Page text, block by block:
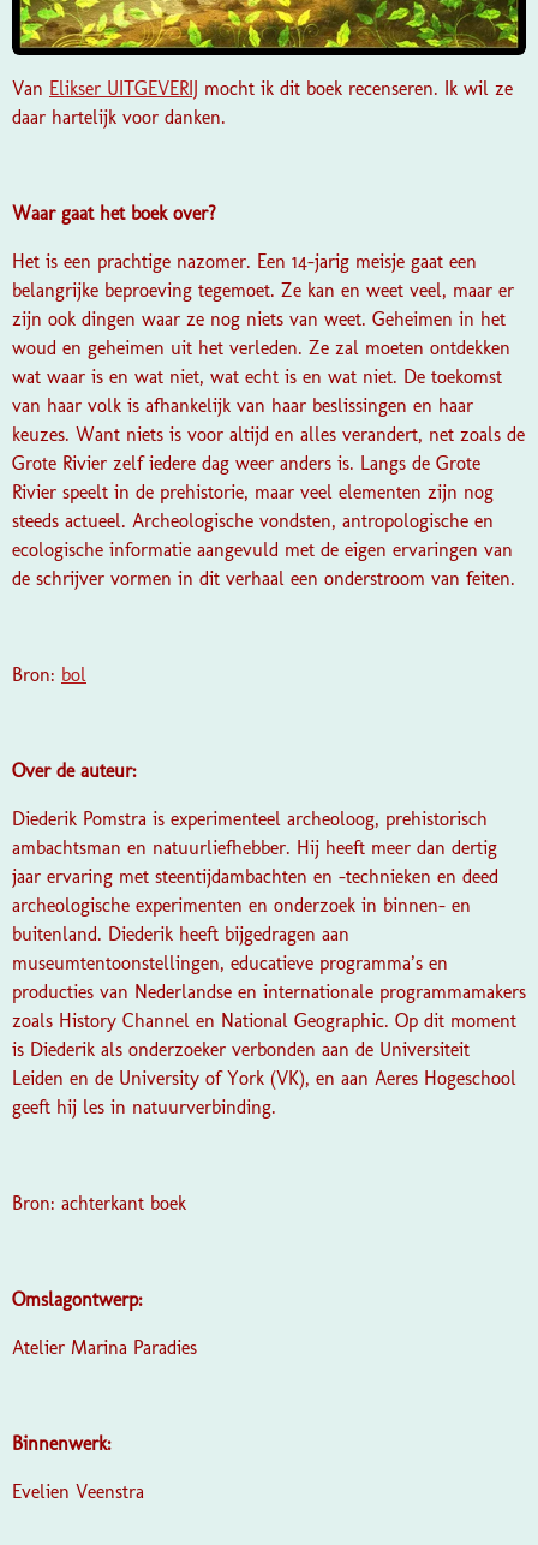
Van Elikser UITGEVERIJ mocht ik dit boek recenseren. Ik wil ze
daar hartelijk voor danken.
Waar gaat het boek over?
Het is een prachtige nazomer. Een 14-jarig meisje gaat een
belangrijke beproeving tegemoet. Ze kan en weet veel, maar er
zijn ook dingen waar ze nog niets van weet. Geheimen in het
woud en geheimen uit het verleden. Ze zal moeten ontdekken
wat waar is en wat niet, wat echt is en wat niet. De toekomst
van haar volk is afhankelijk van haar beslissingen en haar
keuzes. Want niets is voor altijd en alles verandert, net zoals de
Grote Rivier zelf iedere dag weer anders is. Langs de Grote
Rivier speelt in de prehistorie, maar veel elementen zijn nog
steeds actueel. Archeologische vondsten, antropologische en
ecologische informatie aangevuld met de eigen ervaringen van
de schrijver vormen in dit verhaal een onderstroom van feiten.
Bron: bol
Over de auteur:
Diederik Pomstra is experimenteel archeoloog, prehistorisch
ambachtsman en natuurliefhebber. Hij heeft meer dan dertig
jaar ervaring met steentijdambachten en -technieken en deed
archeologische experimenten en onderzoek in binnen- en
buitenland. Diederik heeft bijgedragen aan
museumtentoonstellingen, educatieve programma’s en
producties van Nederlandse en internationale programmamakers
zoals History Channel en National Geographic. Op dit moment
is Diederik als onderzoeker verbonden aan de Universiteit
Leiden en de University of York (VK), en aan Aeres Hogeschool
geeft hij les in natuurverbinding.
Bron: achterkant boek
Omslagontwerp:
Atelier Marina Paradies
Binnenwerk:
Evelien Veenstra